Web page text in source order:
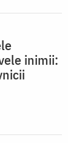
inimii: